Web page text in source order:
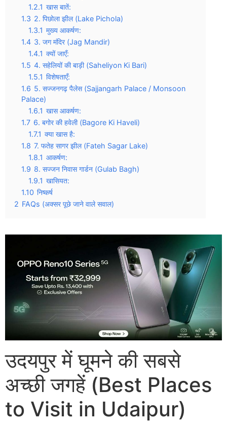
1.2.1 खास बातें:
1.3 2. पिछोला झील (Lake Pichola)
1.3.1 मुख्य आकर्षण:
1.4 3. जग मंदिर (Jag Mandir)
1.4.1 क्यों जाएँ:
1.5 4. सहेलियों की बाड़ी (Saheliyon Ki Bari)
1.5.1 विशेषताएँ:
1.6 5. सज्जनगढ़ पैलेस (Sajjangarh Palace / Monsoon
Palace)
1.6.1 खास आकर्षण:
1.7 6. बगोर की हवेली (Bagore Ki Haveli)
1.7.1 क्या खास है:
1.8 7. फतेह सागर झील (Fateh Sagar Lake)
1.8.1 आकर्षण:
1.9 8. सज्जन निवास गार्डन (Gulab Bagh)
1.9.1 खासियत:
1.10 निष्कर्ष
2 FAQs (अक्सर पूछे जाने वाले सवाल)
उदयपुर में घूमने की सबसे
अच्छी जगहें (Best Places
to Visit in Udaipur)